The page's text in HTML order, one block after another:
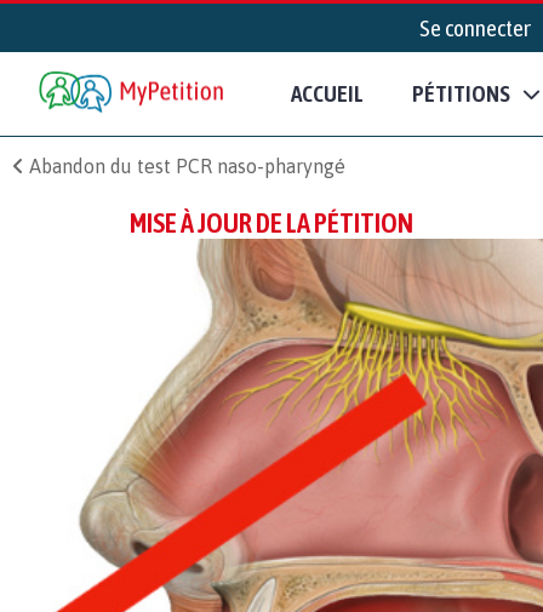
Se connecter
ACCUEIL PÉTITIONS
Abandon du test PCR naso-pharyngé
MISE À JOUR DE LA PÉTITION